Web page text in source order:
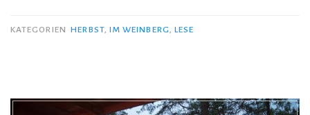
KATEGORIEN HERBST, IM WEINBERG, LESE